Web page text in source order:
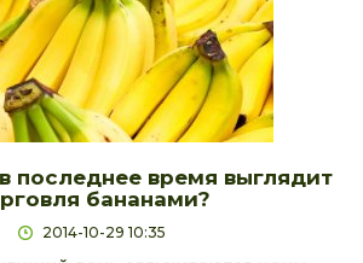
последнее время выглядит
бананами?
2014-10-29 10:35